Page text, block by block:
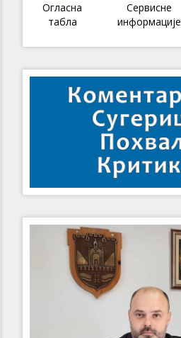
Огласна
табла
Сервисне
информације